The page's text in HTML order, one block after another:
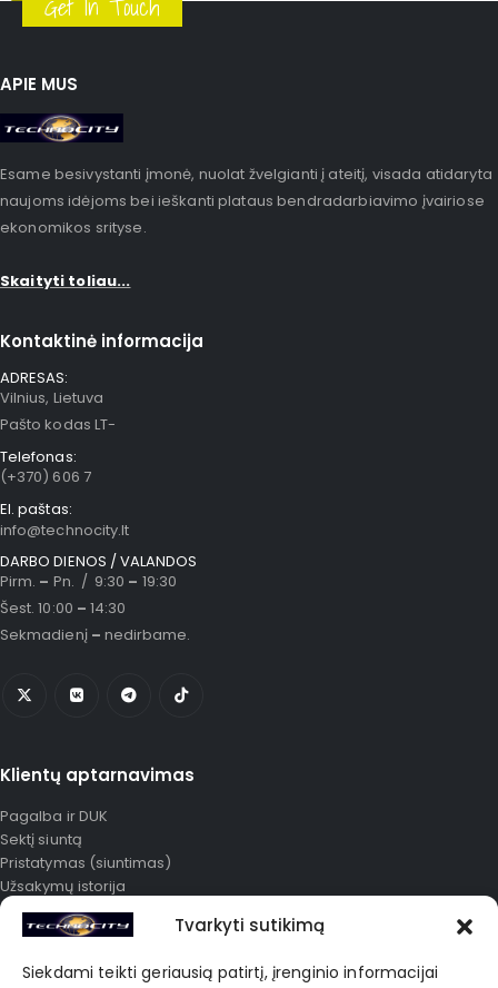
Tvarkyti sutikimą
Siekdami teikti geriausią patirtį, įrenginio informacijai
Get In Touch
APIE MUS
Esame besivystanti įmonė, nuolat žvelgianti į ateitį, visada atidaryta
naujoms idėjoms bei ieškanti plataus bendradarbiavimo įvairiose
ekonomikos srityse.
Skaityti toliau...
Kontaktinė informacija
ADRESAS:
Vilnius, Lietuva
Pašto kodas LT-
Telefonas:
(+370) 606 7
El. paštas:
info@technocity.lt
DARBO DIENOS / VALANDOS
Pirm. – Pn. / 9:30 – 19:30
Šest. 10:00 – 14:30
Sekmadienį – nedirbame.
Klientų aptarnavimas
Pagalba ir DUK
Sektį siuntą
Pristatymas (siuntimas)
Užsakymų istorija
Išplėstinė paieška
Mano paskyra
Apie mus